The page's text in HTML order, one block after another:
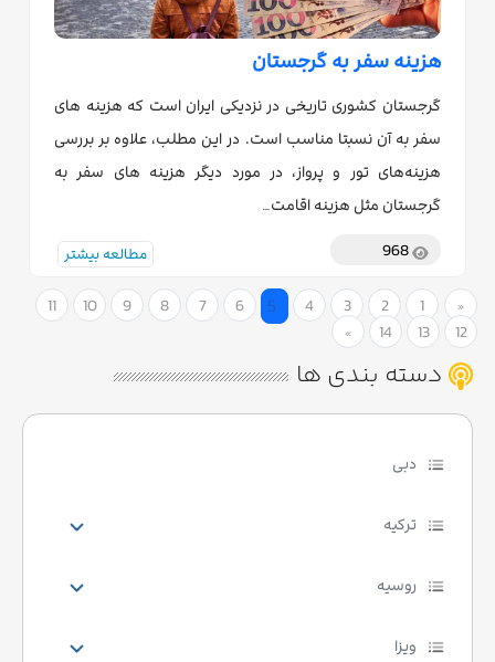
هزینه سفر به گرجستان
گرجستان کشوری تاریخی در نزدیکی ایران است که هزینه های
سفر به آن نسبتا مناسب است. در این مطلب، علاوه بر بررسی
هزینه‌های تور و پرواز، در مورد دیگر هزینه های سفر به
گرجستان مثل هزینه اقامت…
مطالعه بیشتر
«
begin
1
2
3
4
5
6
7
8
9
10
11
12
13
14
»
end
دسته بندی ها
دبی
ترکیه
روسیه
ویزا